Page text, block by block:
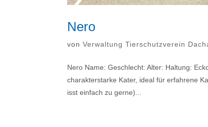
Nero
vonVerwaltung Tierschutzverein
Nero Name: Geschlecht: Alter: Haltung:
charakterstarke Kater, ideal für erfahrene
isst einfach zu gerne)...